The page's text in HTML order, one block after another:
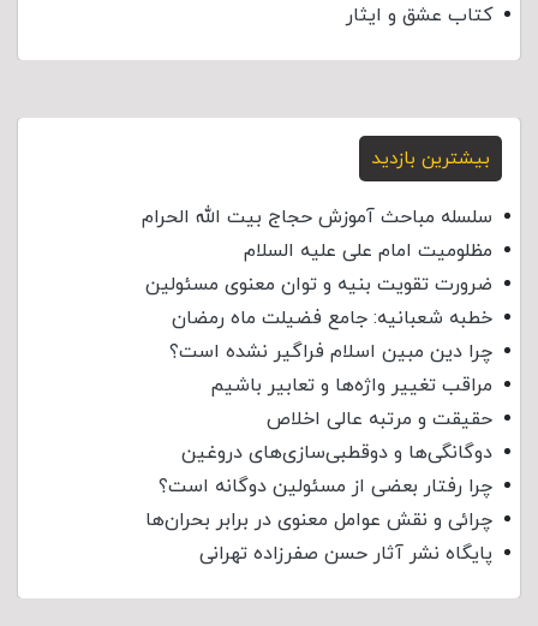
کتاب عشق و ایثار
بیشترین بازدید
سلسله مباحث آموزش حجاج بیت الله الحرام
مظلومیت امام علی علیه السلام
ضرورت تقویت بنیه و توان معنوی مسئولین
خطبه شعبانیه: جامع فضیلت ماه رمضان
چرا دین مبین اسلام فراگیر نشده است؟
مراقب تغییر واژه‌ها و تعابیر باشیم
حقیقت و مرتبه عالی اخلاص
دوگانگی‌ها و دوقطبی‌سازی‌های دروغین
چرا رفتار بعضی از مسئولین دوگانه است؟
چرائی و نقش عوامل معنوی در برابر بحران‌ها
پایگاه نشر آثار حسن صفرزاده تهرانی